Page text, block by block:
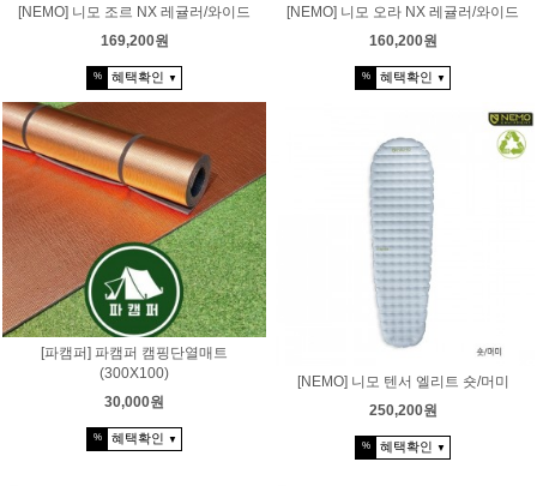
[NEMO] 니모 조르 NX 레귤러/와이드
169,200원
% 혜택확인 ▼
[NEMO] 니모 오라 NX 레귤러/와이드
160,200원
% 혜택확인 ▼
[파캠퍼] 파캠퍼 캠핑단열매트
(300X100)
30,000원
% 혜택확인 ▼
[NEMO] 니모 텐서 엘리트 숏/머미
250,200원
% 혜택확인 ▼